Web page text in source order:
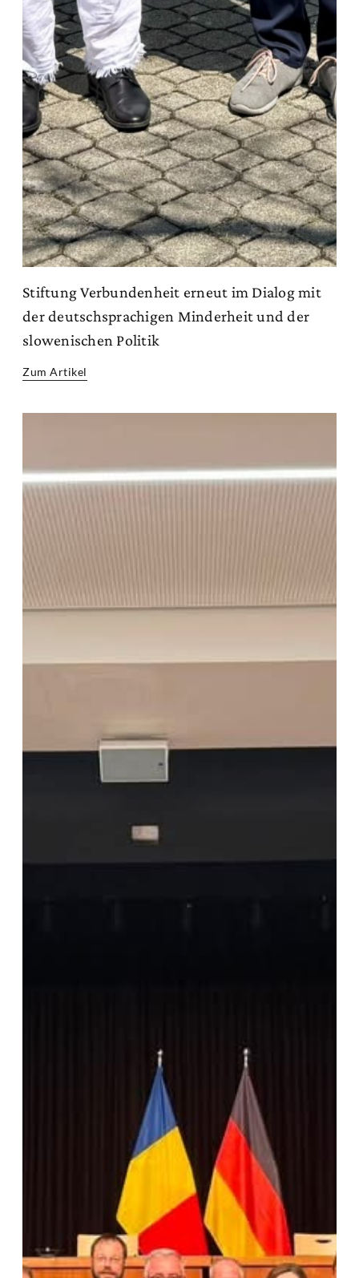
Stiftung Verbundenheit erneut im Dialog mit
der deutschsprachigen Minderheit und der
slowenischen Politik
Zum Artikel